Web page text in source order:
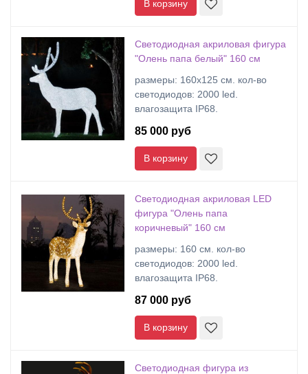
В корзину
Светодиодная акриловая фигура
"Олень папа белый" 160 см
размеры: 160х125 cм. кол-во
светодиодов: 2000 led.
влагозащита IP68.
85 000 руб
В корзину
Светодиодная акриловая LED
фигура "Олень папа
коричневый" 160 см
размеры: 160 cм. кол-во
светодиодов: 2000 led.
влагозащита IP68.
87 000 руб
В корзину
Светодиодная фигура из